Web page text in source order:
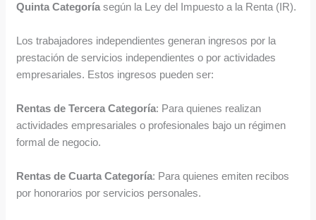
Quinta Categoríasegún la Ley del Impuesto a la Renta (IR).
Los trabajadores independientes generan ingresos por la
prestación de servicios independientes o por actividades
empresariales. Estos ingresos pueden ser:
Rentas de Tercera Categoría: Para quienes realizan
actividades empresariales o profesionales bajo un régimen
formal de negocio.
Rentas de Cuarta Categoría: Para quienes emiten recibos
por honorarios por servicios personales.